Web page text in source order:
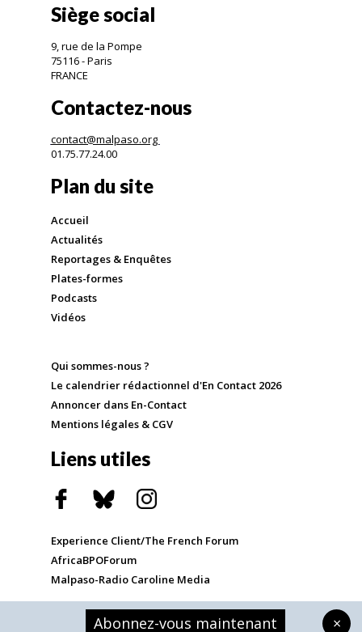
Siège social
9, rue de la Pompe
75116 - Paris
FRANCE
Contactez-nous
contact@malpaso.org
01.75.77.24.00
Plan du site
Accueil
Actualités
Reportages & Enquêtes
Plates-formes
Podcasts
Vidéos
Qui sommes-nous ?
Le calendrier rédactionnel d'En Contact 2026
Annoncer dans En-Contact
Mentions légales & CGV
Liens utiles
Experience Client/The French Forum
AfricaBPOForum
Malpaso-Radio Caroline Media
Abonnez-vous maintenant ×